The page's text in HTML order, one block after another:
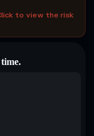
to view the risk